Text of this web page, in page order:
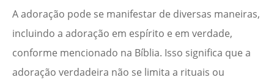
A adoração pode se manifestar de diversas maneiras,
incluindo a adoração em espírito e em verdade,
conforme mencionado na Bíblia. Isso significa que a
adoração verdadeira não se limita a rituais ou